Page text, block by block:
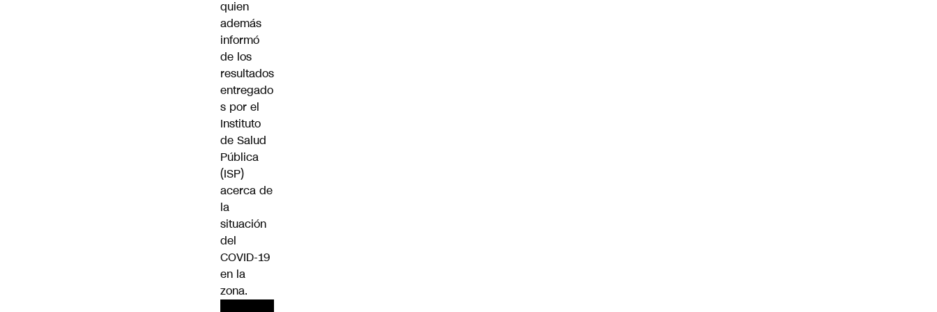
quien
además
informó
de los
resultados
entregado
s por el
Instituto
de Salud
Pública
(ISP)
acerca de
la
situación
del
COVID-19
en la
zona.